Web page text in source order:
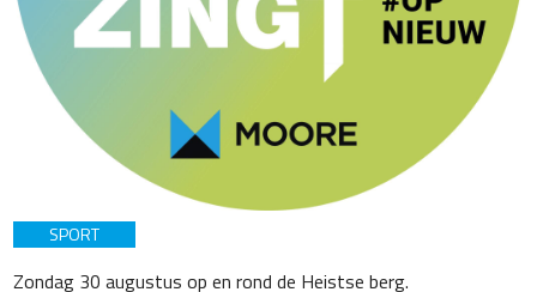
SPORT
Zondag 30 augustus op en rond de Heistse berg.